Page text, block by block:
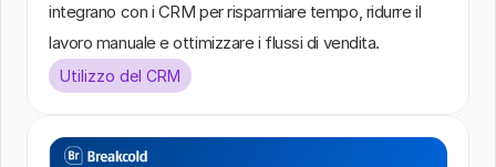
integrano con i CRM per risparmiare tempo, ridurre il
lavoro manuale e ottimizzare i flussi di vendita.
Utilizzo del CRM